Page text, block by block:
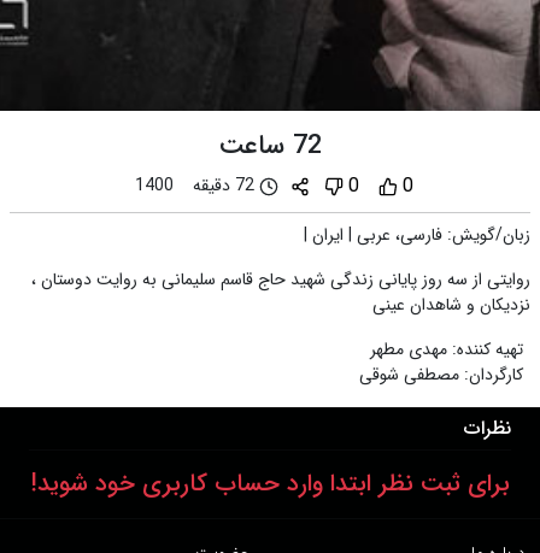
72 ساعت
0
0 72 دقیقه
1400
زبان/گویش: فارسی، عربی | ایران |
روایتی از سه روز پایانی زندگی شهید حاج قاسم سلیمانی به روایت دوستان ،
نزدیکان و شاهدان عینی
تهیه کننده: مهدی مطهر
کارگردان: مصطفی شوقی
نظرات
برای ثبت نظر ابتدا وارد حساب کاربری خود شوید!